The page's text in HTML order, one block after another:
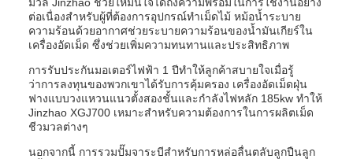
ต่อเนื่องสำหรับผู้ที่ต้องการอุปกรณ์ทำเม็ดไม้ หม้อน้ำระบาย
ความร้อนด้วยอากาศช่วยระบายความร้อนของน้ำมันเกียร์ใน
เครื่องอัดเม็ด ซึ่งช่วยเพิ่มความทนทานและประสิทธิภาพ
การรับประกันมอเตอร์ไฟฟ้า 1 ปีทำให้ลูกค้าสบายใจเมื่อรู้
ว่าการลงทุนของพวกเขาได้รับการคุ้มครอง เครื่องอัดเม็ดฝุ่น
ฟางแบบวงแหวนแนวตั้งสองชั้นและกำลังไฟหลัก 185kw ทำให้
Jinzhao XGJ700 เหมาะสำหรับความต้องการในการผลิตเม็ด
ชีวมวลต่างๆ
นอกจากนี้ การรวมปั๊มจาระบีสำหรับการหล่อลื่นตลับลูกปืนลูก